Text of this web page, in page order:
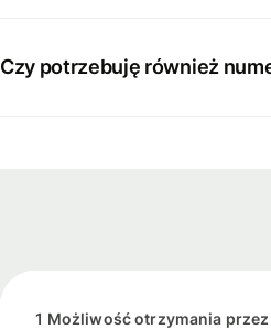
Czy potrzebuję również
1 Możliwość otrzymania